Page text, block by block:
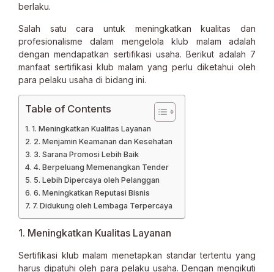
berlaku.
Salah satu cara untuk meningkatkan kualitas dan
profesionalisme dalam mengelola klub malam adalah
dengan mendapatkan sertifikasi usaha. Berikut adalah 7
manfaat sertifikasi klub malam yang perlu diketahui oleh
para pelaku usaha di bidang ini.
Table of Contents
1. Meningkatkan Kualitas Layanan
2. Menjamin Keamanan dan Kesehatan
3. Sarana Promosi Lebih Baik
4. Berpeluang Memenangkan Tender
5. Lebih Dipercaya oleh Pelanggan
6. Meningkatkan Reputasi Bisnis
7. Didukung oleh Lembaga Terpercaya
1. Meningkatkan Kualitas Layanan
Sertifikasi klub malam menetapkan standar tertentu yang
harus dipatuhi oleh para pelaku usaha. Dengan mengikuti